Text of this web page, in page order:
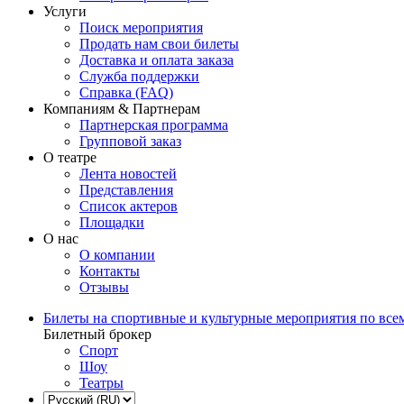
Услуги
Поиск мероприятия
Продать нам свои билеты
Доставка и оплата заказа
Служба поддержки
Справка (FAQ)
Компаниям & Партнерам
Партнерская программа
Групповой заказ
О театре
Лента новостей
Представления
Список актеров
Площадки
О нас
О компании
Контакты
Отзывы
Билеты на спортивные и культурные мероприятия по
Билетный брокер
Спорт
Шоу
Театры